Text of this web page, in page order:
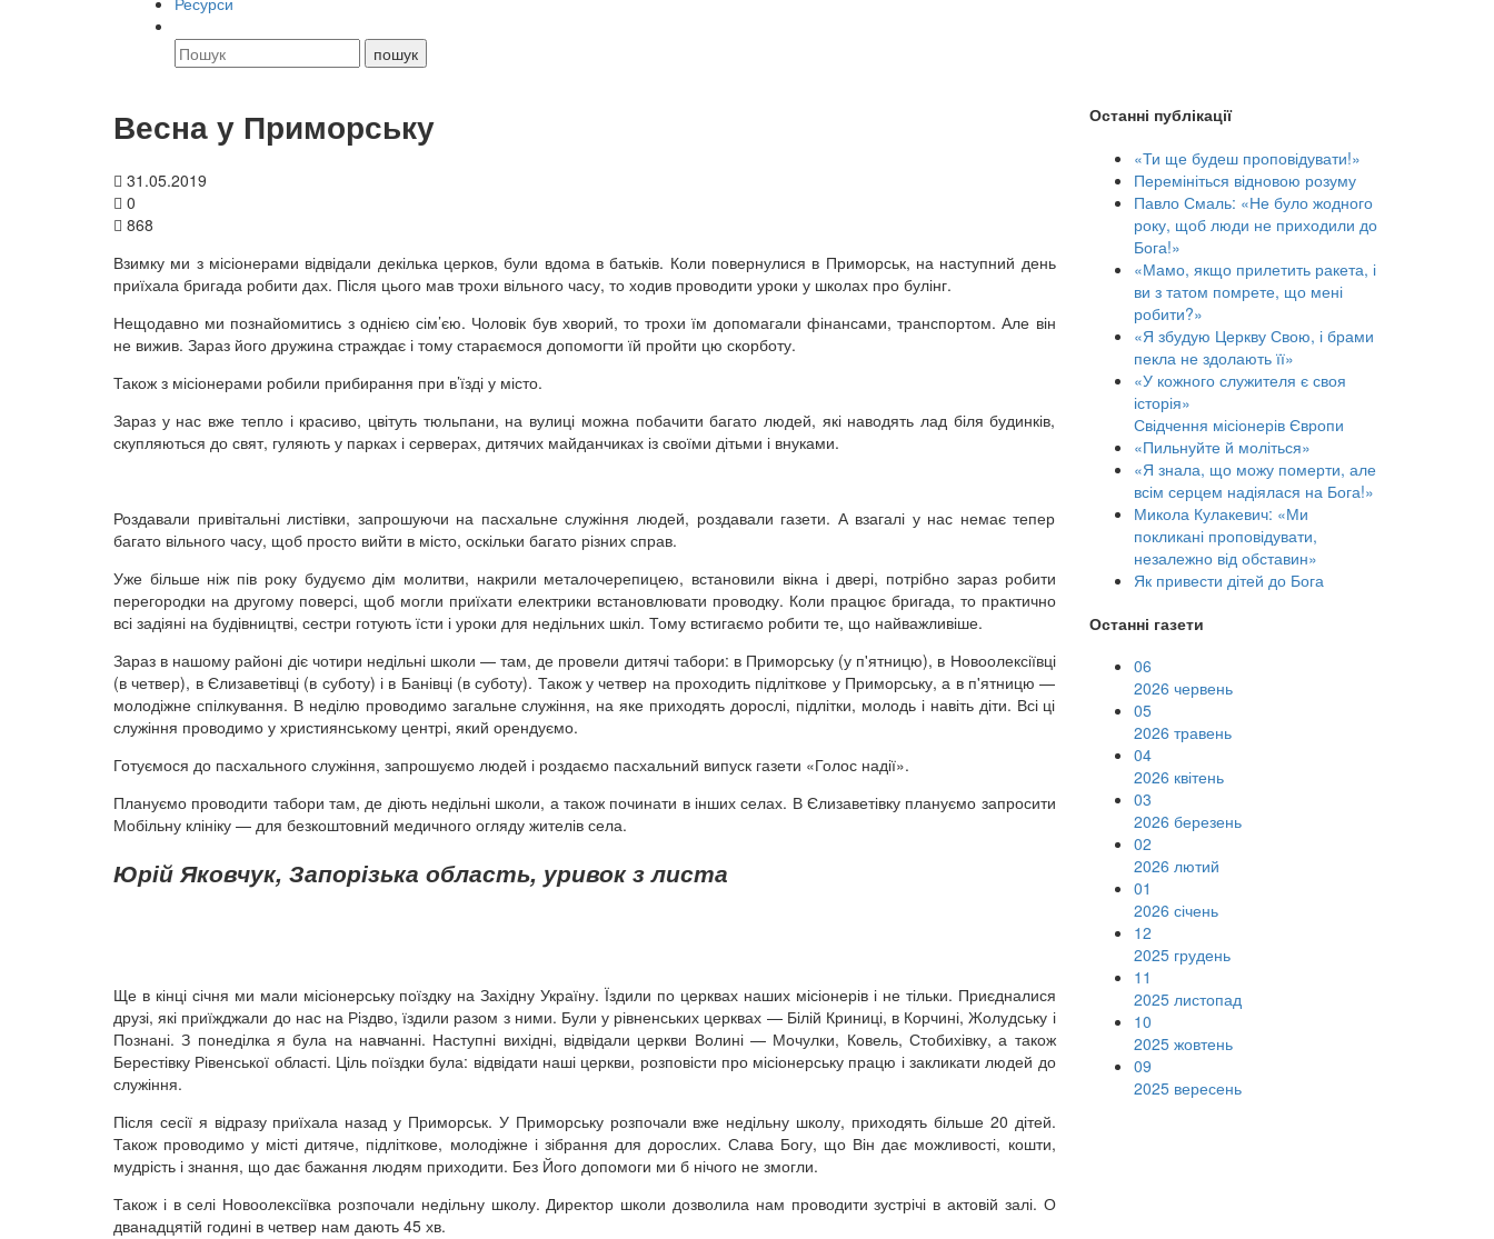
Весна у Приморську
31.05.2019
0
868
Взимку ми з місіонерами відвідали декілька церков, були вдома в батьків. Коли повернулися в Приморськ, на наступний день
приїхала бригада робити дах. Після цього мав трохи вільного часу, то ходив проводити уроки у школах про булінг.
Нещодавно ми познайомитись з однією сім’єю. Чоловік був хворий, то трохи їм допомагали фінансами, транспортом. Але він
не вижив. Зараз його дружина страждає і тому стараємося допомогти їй пройти цю скорботу.
Також з місіонерами робили прибирання при в’їзді у місто.
Зараз у нас вже тепло і красиво, цвітуть тюльпани, на вулиці можна побачити багато людей, які наводять лад біля будинків,
скупляються до свят, гуляють у парках і серверах, дитячих майданчиках із своїми дітьми і внуками.
Роздавали привітальні листівки, запрошуючи на пасхальне служіння людей, роздавали газети. А взагалі у нас немає тепер
багато вільного часу, щоб просто вийти в місто, оскільки багато різних справ.
Уже більше ніж пів року будуємо дім молитви, накрили металочерепицею, встановили вікна і двері, потрібно зараз робити
перегородки на другому поверсі, щоб могли приїхати електрики встановлювати проводку. Коли працює бригада, то практично
всі задіяні на будівництві, сестри готують їсти і уроки для недільних шкіл. Тому встигаємо робити те, що найважливіше.
Зараз в нашому районі діє чотири недільні школи — там, де провели дитячі табори: в Приморську (у п'ятницю), в Новоолексіївці
(в четвер), в Єлизаветівці (в суботу) і в Банівці (в суботу). Також у четвер на проходить підліткове у Приморську, а в п'ятницю —
молодіжне спілкування. В неділю проводимо загальне служіння, на яке приходять дорослі, підлітки, молодь і навіть діти. Всі ці
служіння проводимо у християнському центрі, який орендуємо.
Готуємося до пасхального служіння, запрошуємо людей і роздаємо пасхальний випуск газети «Голос надії».
Плануємо проводити табори там, де діють недільні школи, а також починати в інших селах. В Єлизаветівку плануємо запросити
Мобільну клініку — для безкоштовний медичного огляду жителів села.
Юрій Яковчук, Запорізька область, уривок з листа
Ще в кінці січня ми мали місіонерську поїздку на Західну Україну. Їздили по церквах наших місіонерів і не тільки. Приєдналися
друзі, які приїжджали до нас на Різдво, їздили разом з ними. Були у рівненських церквах — Білій Криниці, в Корчині, Жолудську і
Познані. З понеділка я була на навчанні. Наступні вихідні, відвідали церкви Волині — Мочулки, Ковель, Стобихівку, а також
Берестівку Рівенської області. Ціль поїздки була: відвідати наші церкви, розповісти про місіонерську працю і закликати людей до
служіння.
Після сесії я відразу приїхала назад у Приморськ. У Приморську розпочали вже недільну школу, приходять більше 20 дітей.
Також проводимо у місті дитяче, підліткове, молодіжне і зібрання для дорослих. Слава Богу, що Він дає можливості, кошти,
мудрість і знання, що дає бажання людям приходити. Без Його допомоги ми б нічого не змогли.
Також і в селі Новоолексіївка розпочали недільну школу. Директор школи дозволила нам проводити зустрічі в актовій залі. О
дванадцятій годині в четвер нам дають 45 хв.
Останні публікації
«Ти ще будеш проповідувати!»
Перемініться відновою розуму
Павло Смаль: «Не було жодного
року, щоб люди не приходили до
Бога!»
«Мамо, якщо прилетить ракета, і
ви з татом помрете, що мені
робити?»
«Я збудую Церкву Свою, і брами
пекла не здолають її»
«У кожного служителя є своя
історія»
Свідчення місіонерів Європи
«Пильнуйте й моліться»
«Я знала, що можу померти, але
всім серцем надіялася на Бога!»
Микола Кулакевич: «Ми
покликані проповідувати,
незалежно від обставин»
Як привести дітей до Бога
Останні газети
06
2026 червень
05
2026 травень
04
2026 квітень
03
2026 березень
02
2026 лютий
01
2026 січень
12
2025 грудень
11
2025 листопад
10
2025 жовтень
09
2025 вересень